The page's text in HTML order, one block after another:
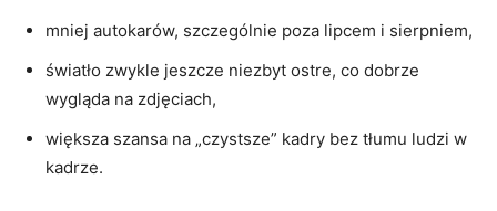
mniej autokarów, szczególnie poza lipcem i sierpniem,
światło zwykle jeszcze niezbyt ostre, co dobrze
wygląda na zdjęciach,
większa szansa na „czystsze” kadry bez tłumu ludzi w
kadrze.